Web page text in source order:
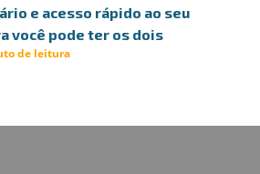
e acesso rápido ao seu
você pode ter os dois
de leitura